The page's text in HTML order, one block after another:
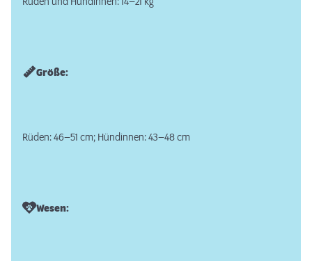
Rüden und Hündinnen: 14–21 kg
Größe:
Rüden: 46–51 cm; Hündinnen: 43–48 cm
Wesen: